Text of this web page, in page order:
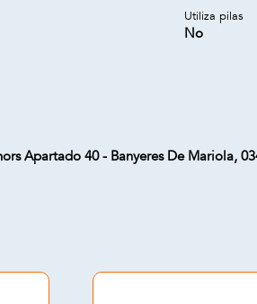
Utiliza pilas
No
Apartado 40 - Banyeres De Mariola,